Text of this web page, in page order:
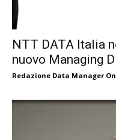
NTT DATA Italia
nuovo Managing
Redazione Data Manager